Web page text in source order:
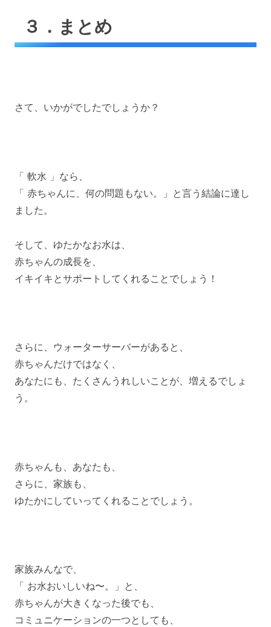
３．まとめ
さて、いかがでしたでしょうか？
「 軟水 」なら、
「 赤ちゃんに、何の問題もない。」と言う結論に達し
ました。
そして、ゆたかなお水は、
赤ちゃんの成長を、
イキイキとサポートしてくれることでしょう！
さらに、ウォーターサーバーがあると、
赤ちゃんだけではなく、
あなたにも、たくさんうれしいことが、増えるでしょ
う。
赤ちゃんも、あなたも、
さらに、家族も、
ゆたかにしていってくれることでしょう。
家族みんなで、
「 お水おいしいね〜。」と、
赤ちゃんが大きくなった後でも、
コミュニケーションの一つとしても、